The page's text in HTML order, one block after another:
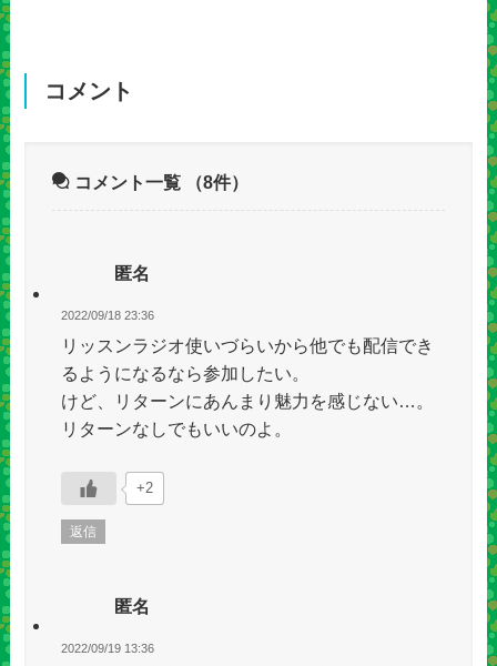
コメント
コメント一覧 （8件）
匿名
2022/09/18 23:36
リッスンラジオ使いづらいから他でも配信でき
るようになるなら参加したい。
けど、リターンにあんまり魅力を感じない…。
リターンなしでもいいのよ。
+2
返信
匿名
2022/09/19 13:36